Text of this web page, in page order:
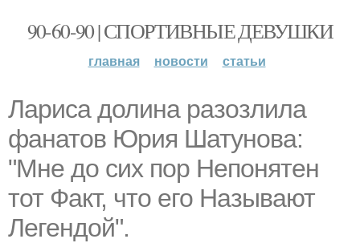
90-60-90 | СПОРТИВНЫЕ ДЕВУШКИ
главная новости статьи
Лариса долина разозлила
фанатов Юрия Шатунова:
"Мне до сих пор Непонятен
тот Факт, что его Называют
Легендой".